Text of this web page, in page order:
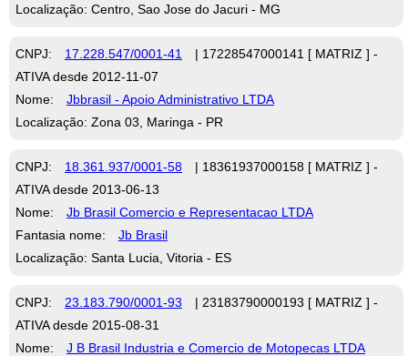
Localização: Centro, Sao Jose do Jacuri - MG
CNPJ: 17.228.547/0001-41
| 17228547000141 [ MATRIZ ] -
ATIVA desde 2012-11-07
Nome:
Jbbrasil - Apoio Administrativo LTDA
Localização: Zona 03, Maringa - PR
CNPJ: 18.361.937/0001-58
| 18361937000158 [ MATRIZ ] -
ATIVA desde 2013-06-13
Nome:
Jb Brasil Comercio e Representacao LTDA
Fantasia nome:
Jb Brasil
Localização: Santa Lucia, Vitoria - ES
CNPJ: 23.183.790/0001-93
| 23183790000193 [ MATRIZ ] -
ATIVA desde 2015-08-31
Nome:
J B Brasil Industria e Comercio de Motopecas LTDA